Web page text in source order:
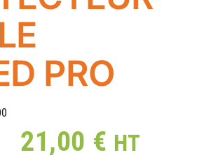
PRO
21,00 € HT